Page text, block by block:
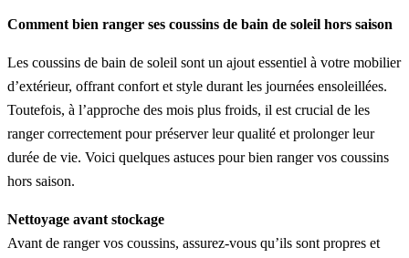
Comment bien ranger ses coussins de bain de soleil hors saison
Les coussins de bain de soleil sont un ajout essentiel à votre mobilier
d’extérieur, offrant confort et style durant les journées ensoleillées.
Toutefois, à l’approche des mois plus froids, il est crucial de les
ranger correctement pour préserver leur qualité et prolonger leur
durée de vie. Voici quelques astuces pour bien ranger vos coussins
hors saison.
Nettoyage avant stockage
Avant de ranger vos coussins, assurez-vous qu’ils sont propres et